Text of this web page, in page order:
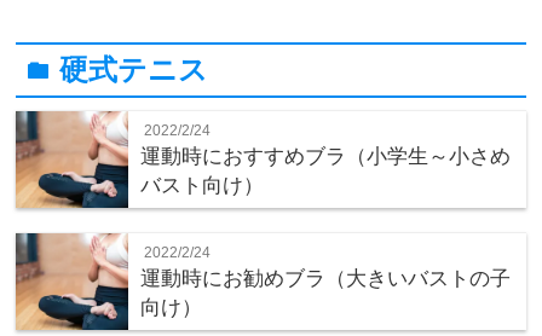
folder硬式テニス
2022/2/24
運動時におすすめブラ（小学生～小さめ
バスト向け）
2022/2/24
運動時にお勧めブラ（大きいバストの子
向け）